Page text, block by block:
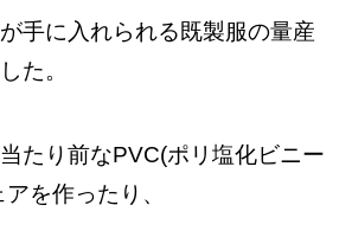
手に入れられる既製服の量産
た。
たり前なPVC(ポリ塩化ビニー
を作ったり、